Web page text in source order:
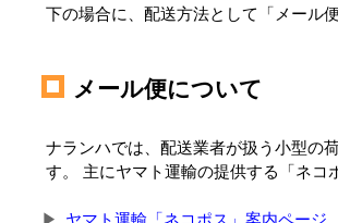
下の場合に、配送方法として「メール
メール便について
ナランハでは、配送業者が扱う小型の
す。 主にヤマト運輸の提供する「ネコ
ヤマト運輸「ネコポス」案内ページ